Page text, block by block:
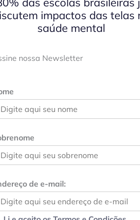
impactos das telas
saúde mental
nossa Newsletter
de e-mail: